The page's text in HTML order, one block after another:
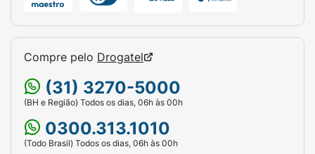
Compre pelo Drogatel
(31) 3270-5000
(BH e Região) Todos os dias, 06h às 00h
0300.313.1010
(Todo Brasil) Todos os dias, 06h às 00h